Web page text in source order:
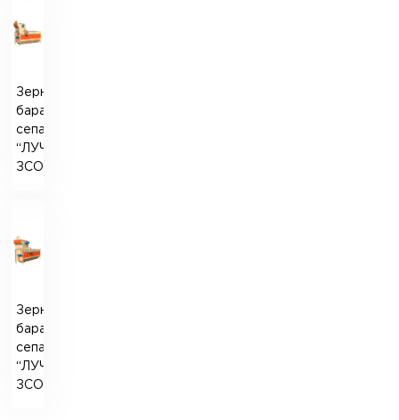
Зерновий
барабанний
сепаратор
“ЛУЧ”
ЗСО-150
Зерновий
барабанний
сепаратор
“ЛУЧ”
ЗСО-200